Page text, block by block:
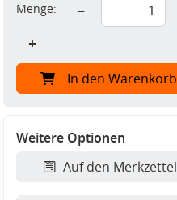
Menge:
−
+
In den Warenkorb
Weitere Optionen
Auf den Merkzettel